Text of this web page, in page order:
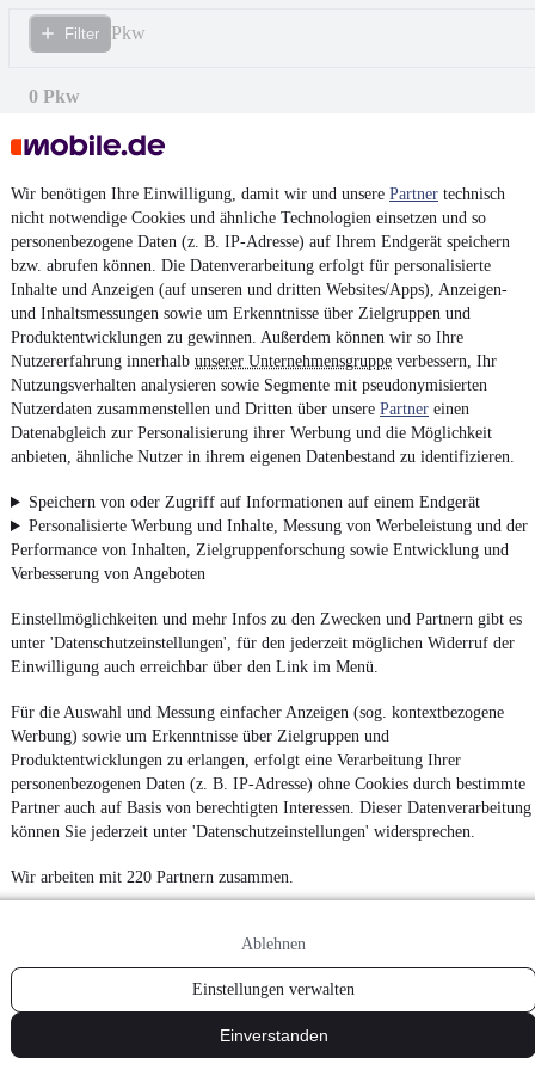
Wir benötigen Ihre Einwilligung, damit wir und unsere Partner technisch
nicht notwendige Cookies und ähnliche Technologien einsetzen und so
personenbezogene Daten (z. B. IP-Adresse) auf Ihrem Endgerät speichern
bzw. abrufen können. Die Datenverarbeitung erfolgt für personalisierte
Inhalte und Anzeigen (auf unseren und dritten Websites/Apps), Anzeigen-
und Inhaltsmessungen sowie um Erkenntnisse über Zielgruppen und
Produktentwicklungen zu gewinnen. Außerdem können wir so Ihre
Nutzererfahrung innerhalb unserer Unternehmensgruppe verbessern, Ihr
Nutzungsverhalten analysieren sowie Segmente mit pseudonymisierten
Nutzerdaten zusammenstellen und Dritten über unsere Partner einen
Datenabgleich zur Personalisierung ihrer Werbung und die Möglichkeit
anbieten, ähnliche Nutzer in ihrem eigenen Datenbestand zu identifizieren.
Speichern von oder Zugriff auf Informationen auf einem Endgerät
Personalisierte Werbung und Inhalte, Messung von Werbeleistung und der
Performance von Inhalten, Zielgruppenforschung sowie Entwicklung und
Verbesserung von Angeboten
Einstellmöglichkeiten und mehr Infos zu den Zwecken und Partnern gibt es
unter 'Datenschutzeinstellungen', für den jederzeit möglichen Widerruf der
Einwilligung auch erreichbar über den Link im Menü.
Für die Auswahl und Messung einfacher Anzeigen (sog. kontextbezogene
Werbung) sowie um Erkenntnisse über Zielgruppen und
Produktentwicklungen zu erlangen, erfolgt eine Verarbeitung Ihrer
personenbezogenen Daten (z. B. IP-Adresse) ohne Cookies durch bestimmte
Partner auch auf Basis von berechtigten Interessen. Dieser Datenverarbeitung
können Sie jederzeit unter 'Datenschutzeinstellungen' widersprechen.
Wir arbeiten mit 220 Partnern zusammen.
Ablehnen
Einstellungen verwalten
Einverstanden
Filter Pkw
0 Pkw
¹MwSt. ausweisbar